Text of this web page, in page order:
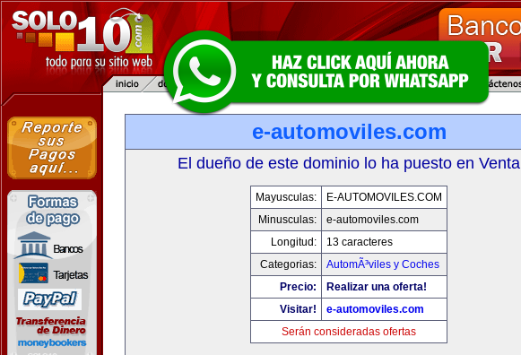
e-automoviles.com
El dueño de este dominio lo ha puesto en Venta
Mayusculas:
E-AUTOMOVILES.COM
Minusculas:
e-automoviles.com
Longitud:
13 caracteres
Categorias:
AutomÃ³viles y Coches
Precio:
Realizar una oferta!
Visitar!
e-automoviles.com
Serán consideradas ofertas